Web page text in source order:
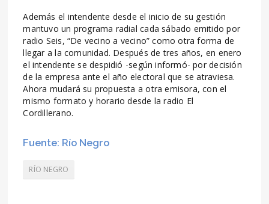
Además el intendente desde el inicio de su gestión
mantuvo un programa radial cada sábado emitido por
radio Seis, “De vecino a vecino” como otra forma de
llegar a la comunidad. Después de tres años, en enero
el intendente se despidió -según informó- por decisión
de la empresa ante el año electoral que se atraviesa.
Ahora mudará su propuesta a otra emisora, con el
mismo formato y horario desde la radio El
Cordillerano.
Fuente: Río Negro
RÍO NEGRO